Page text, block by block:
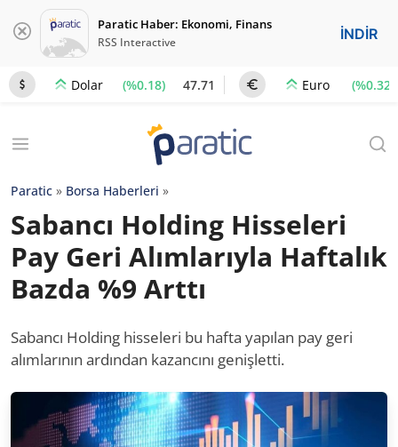
Paratic Haber: Ekonomi, Finans
RSS Interactive İNDİR
Dolar (%0.18) 47.71 Euro (%0.32)
Paratic » Borsa Haberleri »
Sabancı Holding Hisseleri
Pay Geri Alımlarıyla Haftalık
Bazda %9 Arttı
Sabancı Holding hisseleri bu hafta yapılan pay geri
alımlarının ardından kazancını genişletti.